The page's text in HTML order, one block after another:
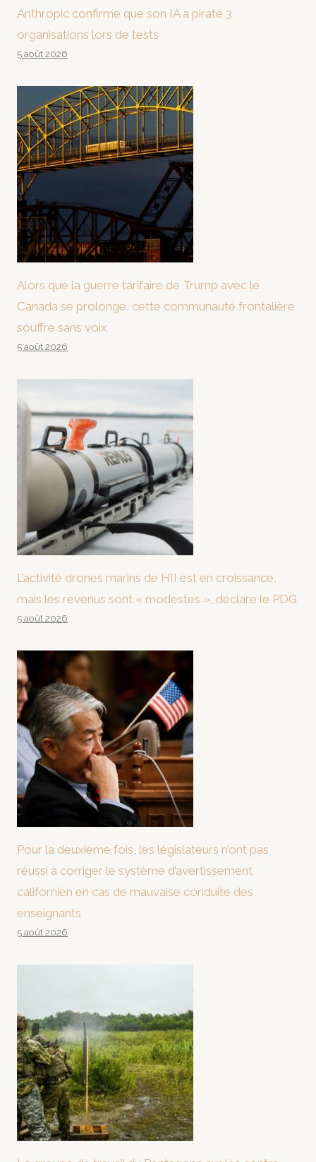
Anthropic confirme que son IA a piraté 3
organisations lors de tests
5 août 2026
Alors que la guerre tarifaire de Trump avec le
Canada se prolonge, cette communauté frontalière
souffre sans voix
5 août 2026
L’activité drones marins de HII est en croissance,
mais les revenus sont « modestes », déclare le PDG
5 août 2026
Pour la deuxième fois, les législateurs n’ont pas
réussi à corriger le système d’avertissement
californien en cas de mauvaise conduite des
enseignants
5 août 2026